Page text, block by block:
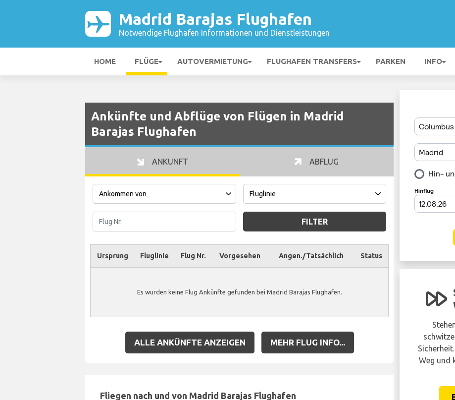
Madrid Barajas Flughafen
Notwendige Flughafen Informationen und Dienstleistungen
HOME FLÜGE AUTOVERMIETUNG FLUGHAFEN TRANSFERS PARKEN INFO
Ankünfte und Abflüge von Flügen in Madrid
Barajas Flughafen
ANKUNFT ABFLUG
FILTER
Ursprung Fluglinie Flug Nr. Vorgesehen Angen./Tatsächlich Status
Es wurden keine Flug Ankünfte gefunden bei Madrid Barajas Flughafen.
ALLE ANKÜNFTE ANZEIGEN MEHR FLUG INFO...
Fliegen nach und von Madrid Barajas Flughafen
Hatte Ihr flug
wurde er annulliert?
Sie haben möglicherweise anspruch auf
eine entschädigung von bis zu 600 EUR
Weg und